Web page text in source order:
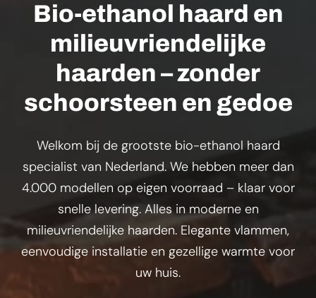
Bio-ethanol haard en
milieuvriendelijke
haarden – zonder
schoorsteen en gedoe
Welkom bij de grootste bio-ethanol haard
specialist van Nederland. We hebben meer dan
4.000 modellen op eigen voorraad – klaar voor
snelle levering. Alles in moderne en
milieuvriendelijke haarden. Elegante vlammen,
eenvoudige installatie en gezellige warmte voor
uw huis.